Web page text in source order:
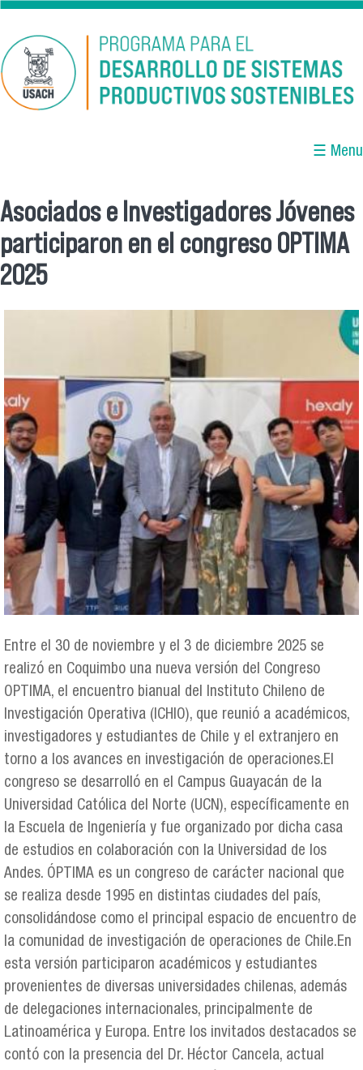
Pasar al contenido principal
☰ Menu
Se encuentra usted aquí
Asociados e Investigadores Jóvenes
participaron en el congreso OPTIMA
2025
Entre el 30 de noviembre y el 3 de diciembre 2025 se
realizó en Coquimbo una nueva versión del Congreso
OPTIMA, el encuentro bianual del Instituto Chileno de
Investigación Operativa (ICHIO), que reunió a académicos,
investigadores y estudiantes de Chile y el extranjero en
torno a los avances en investigación de operaciones.El
congreso se desarrolló en el Campus Guayacán de la
Universidad Católica del Norte (UCN), específicamente en
la Escuela de Ingeniería y fue organizado por dicha casa
de estudios en colaboración con la Universidad de los
Andes. ÓPTIMA es un congreso de carácter nacional que
se realiza desde 1995 en distintas ciudades del país,
consolidándose como el principal espacio de encuentro de
la comunidad de investigación de operaciones de Chile.En
esta versión participaron académicos y estudiantes
provenientes de diversas universidades chilenas, además
de delegaciones internacionales, principalmente de
Latinoamérica y Europa. Entre los invitados destacados se
contó con la presencia del Dr. Héctor Cancela, actual